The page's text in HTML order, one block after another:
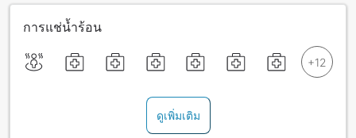
การแช่น้ำร้อน
ดูเพิ่มเติม